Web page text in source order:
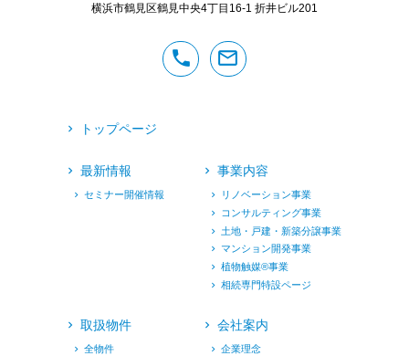
横浜市鶴見区鶴見中央4丁目16-1 折井ビル201
phone mail_outline
トップページ
最新情報
セミナー開催情報
事業内容
リノベーション事業
コンサルティング事業
土地・戸建・新築分譲事業
マンション開発事業
植物触媒®︎事業
相続専門特設ページ
取扱物件
全物件
会社案内
企業理念